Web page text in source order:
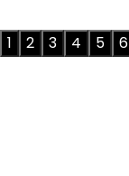
1 2 3 4 5 6